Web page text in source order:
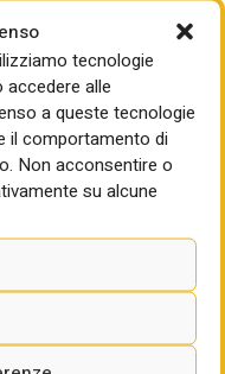
tecnologie
alle
a queste tecnologie
il comportamento di
Non acconsentire o
su alcune
o per cattiva gestione;
interesse pubblico)
il rischio
delle risorse
l’aumento dei tassi
derivante da
i rischi di domanda
e per
del PEF.
dell’offerta